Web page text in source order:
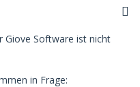
Giove Software ist nicht
in Frage: